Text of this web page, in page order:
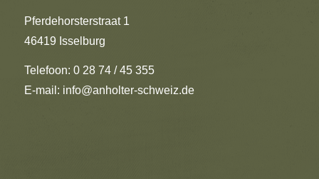
Pferdehorsterstraat 1
46419 Isselburg
Telefoon: 0 28 74 / 45 355
E-mail: info@anholter-schweiz.de